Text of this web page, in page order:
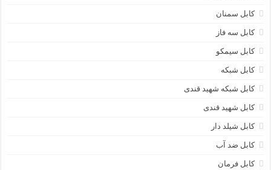
کابل سمنان
کابل سه فاز
کابل سیمکو
کابل شبکه
کابل شبکه شهید قندی
کابل شهید قندی
کابل شیلد دار
کابل ضد آب
کابل فرمان